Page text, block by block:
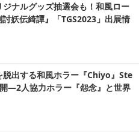
ジナルグッズ抽選会も！和風ロー
妖伝綺譚』「TGS2023」出展情
脱出する和風ホラー『Chiyo』Ste
―2人協力ホラー『怨念』と世界